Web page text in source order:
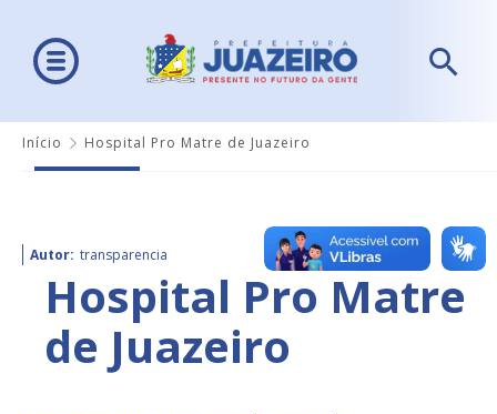
Início Hospital Pro Matre de Juazeiro
Autor: transparencia
Hospital Pro Matre
de Juazeiro